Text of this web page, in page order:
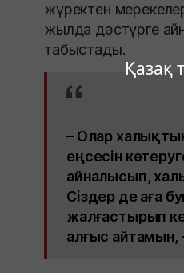
Қазақ
жүректен
жылда дәстүрге
табыстады.
– Олар
еңсесін
айналысып,
Сіздер де аға
жалғастырып
алғыс